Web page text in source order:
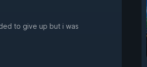
to give up but i was